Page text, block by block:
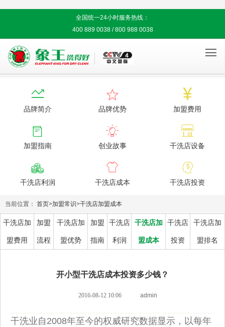
全国统一24小时服务热线：
400 889 0038 / 800 988 0038


品牌简介

品牌优势

加盟费用

加盟指南

创业故事

干洗店设备

干洗店利润

干洗店成本

干洗店投资
当前位置： 首页>加盟常识>干洗店加盟成本
干洗店加
盟费用
加盟
流程
干洗店加
盟优势
加盟
指南
干洗店
利润
干洗店加
盟成本
干洗店
投资
干洗店加
盟排名
开小型干洗店成本投资多少钱？
2016-08-12 10:06 admin
干洗业自2008年至今的权威研究数据显示，以每年